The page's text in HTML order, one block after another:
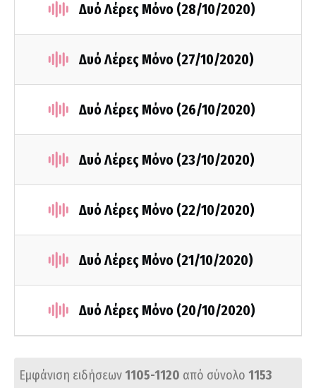
Δυό Λέρες Μόνο (28/10/2020)
Δυό Λέρες Μόνο (27/10/2020)
Δυό Λέρες Μόνο (26/10/2020)
Δυό Λέρες Μόνο (23/10/2020)
Δυό Λέρες Μόνο (22/10/2020)
Δυό Λέρες Μόνο (21/10/2020)
Δυό Λέρες Μόνο (20/10/2020)
Εμφάνιση ειδήσεων1105-1120 από σύνολο 1153